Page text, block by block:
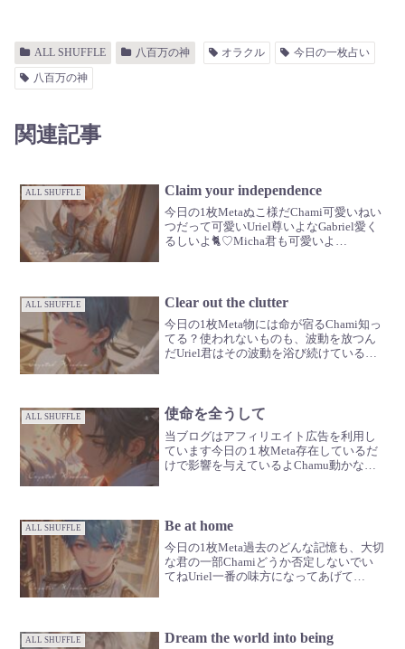
ALL SHUFFLE 八百万の神 オラクル
今日の一枚占い
八百万の神
関連記事
ALL SHUFFLE Claim your independence
今日の1枚Metaぬこ様だChami可愛いねい
つだって可愛いUriel尊いよなGabriel愛く
るしいよ🐈♡Micha君も可愛いよ
ALL SHUFFLE Clear out the clutter
今日の1枚Meta物には命が宿るChami知っ
てる？使われないものも、波動を放つん
だUriel君はその波動を浴び続けている
ALL SHUFFLE 使命を全うして
当ブログはアフィリエイト広告を利用し
ています今日の１枚Meta存在しているだ
けで影響を与えているよChamu動かない
て...
ALL SHUFFLE Be at home
今日の1枚Meta過去のどんな記憶も、大切
な君の一部Chamiどうか否定しないでい
てねUriel一番の味方になってあげて
ALL SHUFFLE Dream the world into being